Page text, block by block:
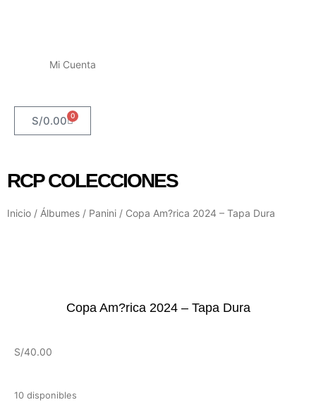
Mi Cuenta
S/0.00 0
RCP COLECCIONES
Inicio / Álbumes / Panini / Copa Am?rica 2024 – Tapa Dura
Copa Am?rica 2024 – Tapa Dura
S/40.00
10 disponibles